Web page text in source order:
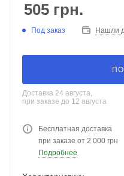
505 грн.
Под заказ Нашли
Доставка 24 августа,
при заказе до 12 августа
Бесплатная доставка
при заказе от 2 000 грн
Подробнее